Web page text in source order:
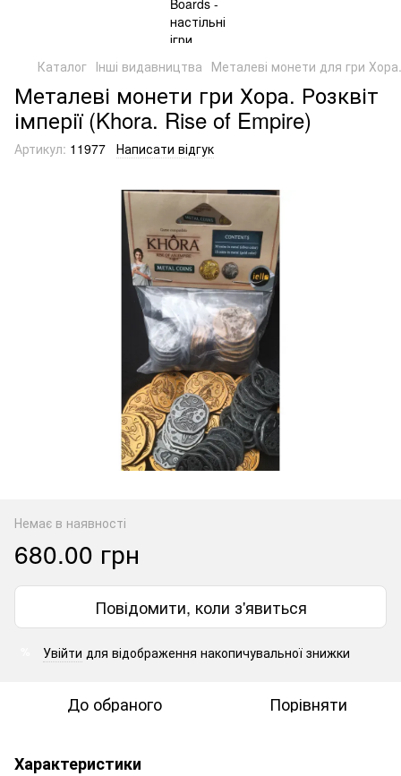
Каталог Інші видавництва Металеві монети для гри
Металеві монети гри Хора. Розквіт
імперії (Khora. Rise of Empire)
Артикул: 11977 Написати відгук
Немає в наявності
680.00 грн
Повідомити, коли з'явиться
Увійти для відображення накопичувальної знижки
До обраного Порівняти
Характеристики